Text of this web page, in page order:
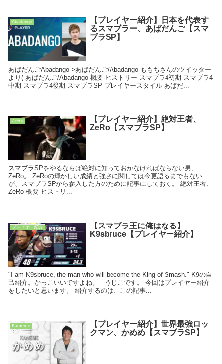
Abadango
【プレイヤー紹介】日本を代表す
るスマブラー、あばだんご【スマ
ブラSP】
あばだんごAbadango”>あばだんご/Abadango ももちさんのツイッター
より( あばだんご/Abadango 概要 ヒストリー スマブラ4初期 スマブラ4
中期 スマブラ4後期 スマブラSP プレイヤースタイル あばだ...
ZeRo
【プレイヤー紹介】絶対王者、
ZeRo【スマブラSP】
スマブラSPをやるならば絶対に知っておかなければならない男、
ZeRo。 ZeRoの輝かしい成績と強さに関しては今更語るまでもない
が、スマブラSPから参入した方のために記事にしておく。 絶対王者、
ZeRo 概要 ヒストリ...
プレイヤー紹介
【スマブラ王に俺はなる】
K9sbruce【プレイヤー紹介】
"I am K9sbruce, the man who will become the King of Smash." K9の自
己紹介。かっこいいですよね。 うじこです。 今回はプレイヤー紹介
をしたいと思います。 紹介するのは、この記事...
Kameme
【プレイヤー紹介】世界最強ロッ
クマン、かめめ【スマブラSP】